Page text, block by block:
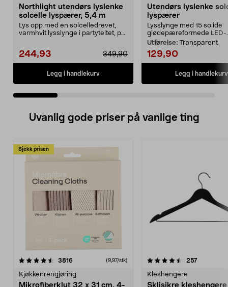
Northlight utendørs lyslenke
solcelle lyspærer, 5,4 m
Lys opp med en solcelledrevet,
varmhvit lysslynge i partyteltet, på
244,93 349,90
Legg i handlekurv
Utendørs lyslenke
lyspærer
Lysslynge med 15 solide
glødepæreformede LED-
Utførelse: Transparent
129,90
Legg i handlekurv
Uvanlig gode priser på vanlige ting
Sjekk prisen
3816anmeldelser(9,97/stk)
Kjøkkenrengjøring
Mikrofiberklut 32 x 31 cm, 4-
4.5av 5 stjerner 257
Kleshengere
Sklisikre
4.5av 5 stjerner